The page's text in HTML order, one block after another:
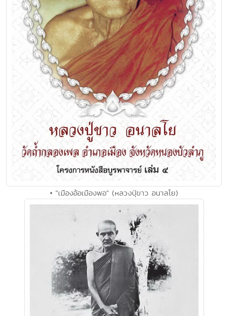
• "เมืองอ้อเมืองพอ" (หลวงปุ่ขาว อนาลโย)